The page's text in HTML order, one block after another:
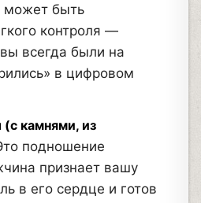
может быть
контроля —
всегда были на
в цифровом
камнями, из
подношение
признает вашу
в его сердце и готов